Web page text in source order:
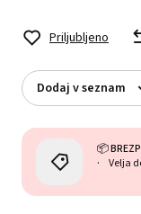
Priljubljeno
Dodaj v seznam
📦
Velja